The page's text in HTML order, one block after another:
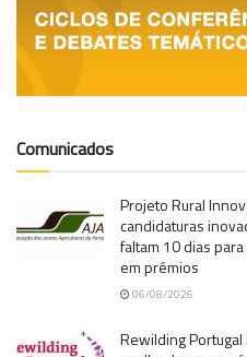
Comunicados
Projeto Rural
candidaturas
faltam 10 dias
em prémios
06/08/2026
Rewilding